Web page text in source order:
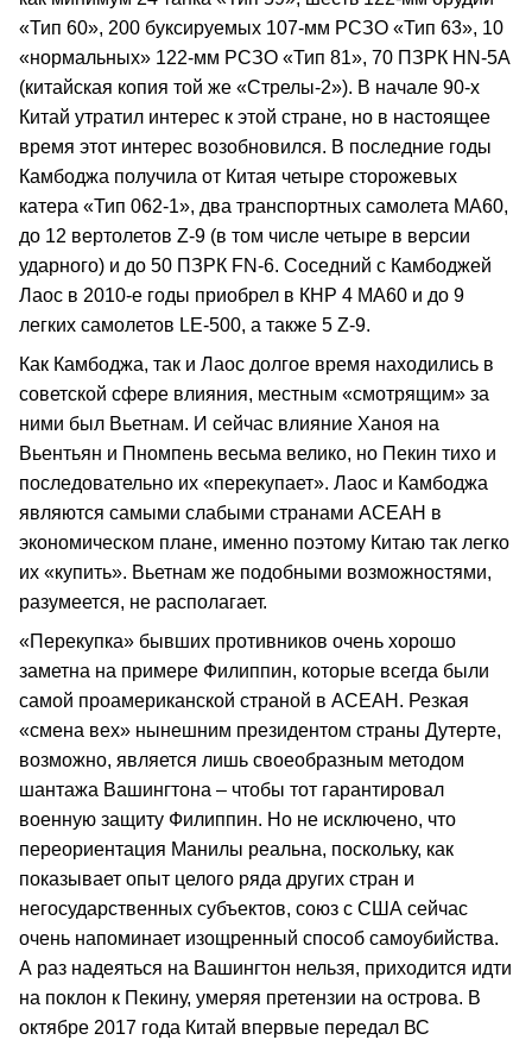
«Тип 60», 200 буксируемых 107-мм РСЗО «Тип 63», 10
«нормальных» 122-мм РСЗО «Тип 81», 70 ПЗРК HN-5А
(китайская копия той же «Стрелы-2»). В начале 90-х
Китай утратил интерес к этой стране, но в настоящее
время этот интерес возобновился. В последние годы
Камбоджа получила от Китая четыре сторожевых
катера «Тип 062-1», два транспортных самолета МА60,
до 12 вертолетов Z-9 (в том числе четыре в версии
ударного) и до 50 ПЗРК FN-6. Соседний с Камбоджей
Лаос в 2010-е годы приобрел в КНР 4 МА60 и до 9
легких самолетов LE-500, а также 5 Z-9.
Как Камбоджа, так и Лаос долгое время находились в
советской сфере влияния, местным «смотрящим» за
ними был Вьетнам. И сейчас влияние Ханоя на
Вьентьян и Пномпень весьма велико, но Пекин тихо и
последовательно их «перекупает». Лаос и Камбоджа
являются самыми слабыми странами АСЕАН в
экономическом плане, именно поэтому Китаю так легко
их «купить». Вьетнам же подобными возможностями,
разумеется, не располагает.
«Перекупка» бывших противников очень хорошо
заметна на примере Филиппин, которые всегда были
самой проамериканской страной в АСЕАН. Резкая
«смена вех» нынешним президентом страны Дутерте,
возможно, является лишь своеобразным методом
шантажа Вашингтона – чтобы тот гарантировал
военную защиту Филиппин. Но не исключено, что
переориентация Манилы реальна, поскольку, как
показывает опыт целого ряда других стран и
негосударственных субъектов, союз с США сейчас
очень напоминает изощренный способ самоубийства.
А раз надеяться на Вашингтон нельзя, приходится идти
на поклон к Пекину, умеряя претензии на острова. В
октябре 2017 года Китай впервые передал ВС